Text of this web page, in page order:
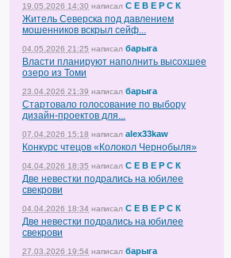
19.05.2026 14:30 написал С Е В Е Р С К
Житель Северска под давлением
мошенников вскрыл сейф...
04.05.2026 21:25 написал барыга
Власти планируют наполнить высохшее
озеро из Томи
23.04.2026 21:39 написал барыга
Стартовало голосование по выбору
дизайн-проектов для...
07.04.2026 15:18 написал alex33kaw
Конкурс чтецов «Колокол Чернобыля»
04.04.2026 18:35 написал С Е В Е Р С К
Две невестки подрались на юбилее
свекрови
04.04.2026 18:34 написал С Е В Е Р С К
Две невестки подрались на юбилее
свекрови
27.03.2026 19:54 написал барыга